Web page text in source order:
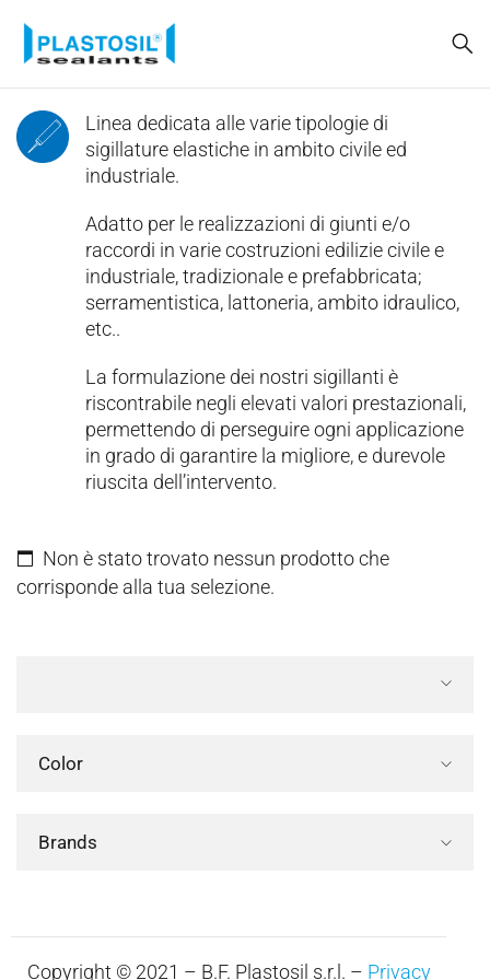
Linea dedicata alle varie tipologie di
sigillature elastiche in ambito civile ed
industriale.
Adatto per le realizzazioni di giunti e/o
raccordi in varie costruzioni edilizie civile e
industriale, tradizionale e prefabbricata;
serramentistica, lattoneria, ambito idraulico,
etc..
La formulazione dei nostri sigillanti è
riscontrabile negli elevati valori prestazionali,
permettendo di perseguire ogni applicazione
in grado di garantire la migliore, e durevole
riuscita dell’intervento.
Non è stato trovato nessun prodotto che
corrisponde alla tua selezione.
Color
Brands
Copyright © 2021 – B.F. Plastosil s.r.l. – Privacy